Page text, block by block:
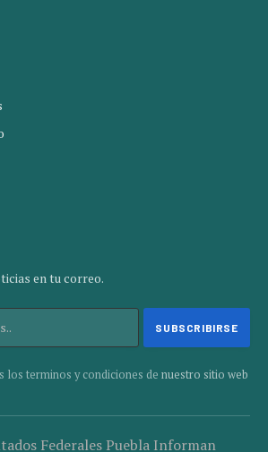
en tu correo.
los terminos y condiciones de nuestro sitio web
Federales Puebla Informan